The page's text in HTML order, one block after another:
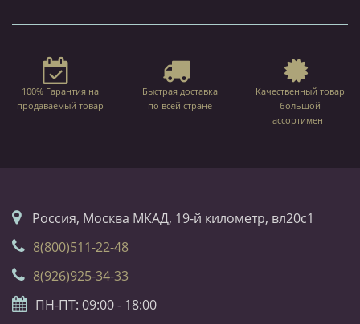
100% Гарантия на
продаваемый товар
Быстрая доставка
по всей стране
Качественный товар
большой
ассортимент
Россия, Москва МКАД, 19-й километр, вл20с1
8(800)511-22-48
8(926)925-34-33
ПН-ПТ: 09:00 - 18:00